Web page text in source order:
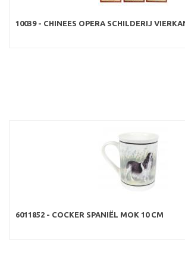
10039 - CHINEES OPERA SCHILDERIJ
6011852 - COCKER SPANIËL MOK 10 CM